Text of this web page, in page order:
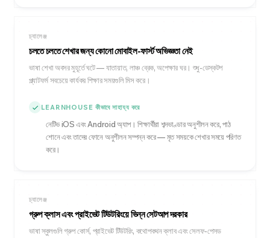
চ্যালেঞ্জ
চলতে চলতে শেখার জন্য কোনো মোবাইল-ফার্স্ট অভিজ্ঞতা নেই
ভাষা শেখা অবসর মুহূর্তে ঘটে — যাতায়াত, লাঞ্চ ব্রেক, অপেক্ষার ঘর। শুধু-ডেস্কটপ
প্ল্যাটফর্ম সবচেয়ে কার্যকর শিক্ষার সময়গুলি মিস করে।
LEARNHOUSE কীভাবে সাহায্য করে
নেটিভ iOS এবং Android অ্যাপ। শিক্ষার্থীরা শব্দভাণ্ডার অনুশীলন করে, পাঠ
শোনে এবং তাদের ফোনে অনুশীলন সম্পন্ন করে — মৃত সময়কে শেখার সময়ে পরিণত
করে।
চ্যালেঞ্জ
গ্রুপ ক্লাস এবং প্রাইভেট টিউটরিংয়ে ভিন্ন সেটআপ দরকার
ভাষা স্কুলগুলি গ্রুপ কোর্স, প্রাইভেট টিউটরিং, কথোপকথন ক্লাব এবং সেলফ-পেসড